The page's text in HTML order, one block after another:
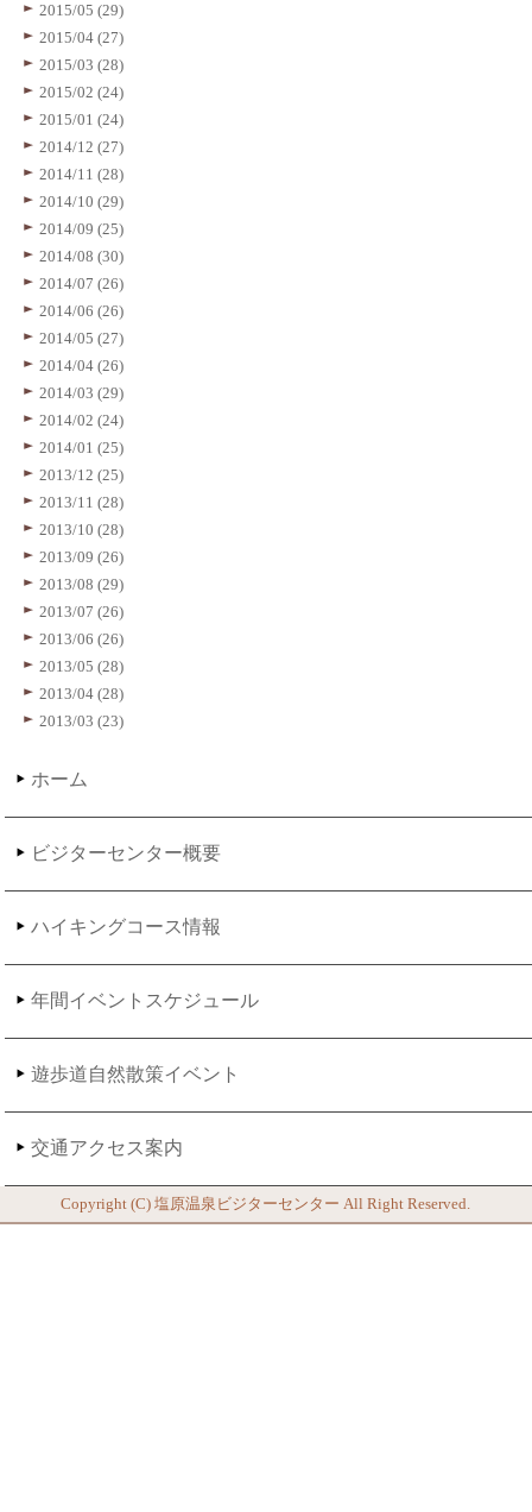
2015/05 (29)
2015/04 (27)
2015/03 (28)
2015/02 (24)
2015/01 (24)
2014/12 (27)
2014/11 (28)
2014/10 (29)
2014/09 (25)
2014/08 (30)
2014/07 (26)
2014/06 (26)
2014/05 (27)
2014/04 (26)
2014/03 (29)
2014/02 (24)
2014/01 (25)
2013/12 (25)
2013/11 (28)
2013/10 (28)
2013/09 (26)
2013/08 (29)
2013/07 (26)
2013/06 (26)
2013/05 (28)
2013/04 (28)
2013/03 (23)
ホーム
ビジターセンター概要
ハイキングコース情報
年間イベントスケジュール
遊歩道自然散策イベント
交通アクセス案内
Copyright (C)塩原温泉ビジターセンター All Right Reserved.